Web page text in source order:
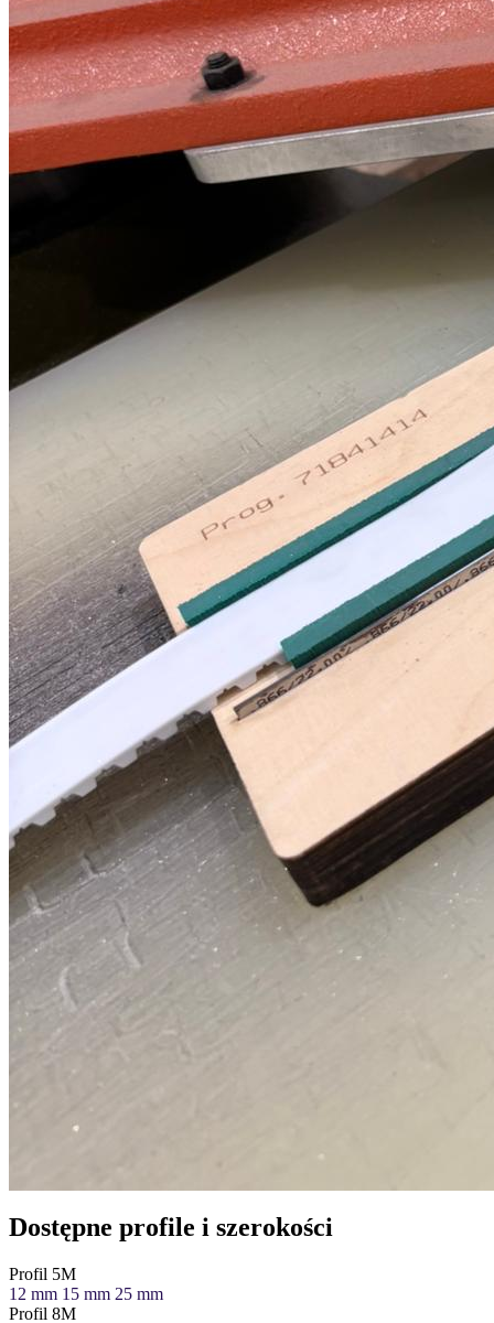
Dostępne profile i szerokości
Profil 5M
12 mm 15 mm 25 mm
Profil 8M